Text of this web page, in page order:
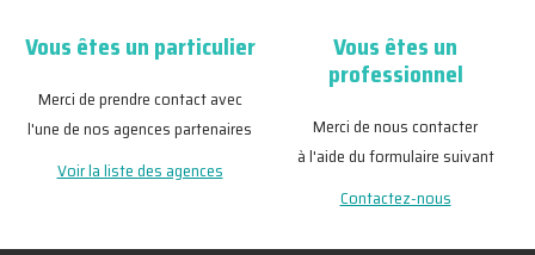
Vous êtes un particulier
Merci de prendre contact avec
l'une de nos agences partenaires
Voir la liste des agences
Vous êtes un
professionnel
Merci de nous contacter
à l'aide du formulaire suivant
Contactez-nous